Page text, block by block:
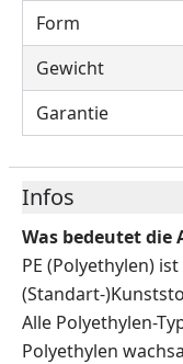
Form
Gewicht
Garantie
Infos
Was bedeutet die
PE (Polyethylen)
(Standart-
Alle Polyethylen-
Polyethylen